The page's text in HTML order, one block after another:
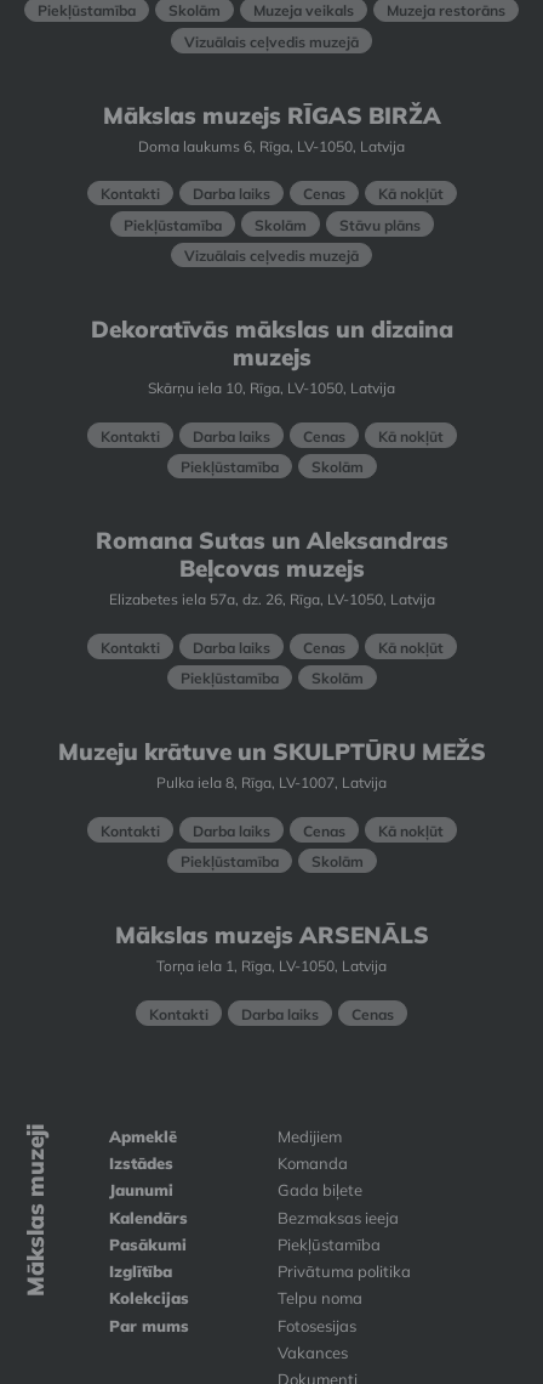
Piekļūstamība
Skolām Muzeja veikals
Muzeja restorāns
Vizuālais ceļvedis muzejā
Mākslas muzejs RĪGAS BIRŽA
Doma laukums 6, Rīga, LV-1050, Latvija
Kontakti Darba laiks Cenas
Kā nokļūt
Piekļūstamība
Skolām
Stāvu plāns
Vizuālais ceļvedis muzejā
Dekoratīvās mākslas un dizaina
muzejs
Skārņu iela 10, Rīga, LV-1050, Latvija
Kontakti Darba laiks Cenas
Kā nokļūt
Piekļūstamība
Skolām
Romana Sutas un Aleksandras
Beļcovas muzejs
Elizabetes iela 57a, dz. 26, Rīga, LV-1050, Latvija
Kontakti Darba laiks Cenas
Kā nokļūt
Piekļūstamība
Skolām
Muzeju krātuve un SKULPTŪRU MEŽS
Pulka iela 8, Rīga, LV-1007, Latvija
Kontakti Darba laiks Cenas
Kā nokļūt
Piekļūstamība
Skolām
Mākslas muzejs ARSENĀLS
Torņa iela 1, Rīga, LV-1050, Latvija
Kontakti Darba laiks Cenas
Mākslas muzeji
Apmeklē
Izstādes
Jaunumi
Kalendārs
Pasākumi
Izglītība
Kolekcijas
Par mums
Medijiem
Komanda
Gada biļete
Bezmaksas ieeja
Piekļūstamība
Privātuma politika
Telpu noma
Fotosesijas
Vakances
Dokumenti